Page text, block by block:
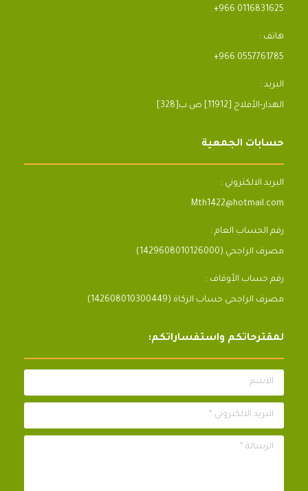
+966 0116831625
هاتف :
+966 0557761785
البريد :
[328]الهدار-الأفلاج [11912] ص.ب
حسابات الجمعية
البريد الالكتروني :
Mth1422@hotmail.com
رقم الحساب العام :
مصرف الراجحي (1429608010126000)
رقم حساب الأوقاف :
مصرف الراجحى حساب الزكاة (142608010300449)
لمقترحاتكم واستفساراتكم:
الاسم
البريد الالكتروني *
الرسالة *